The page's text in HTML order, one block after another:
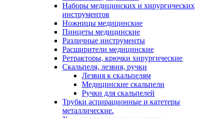
Наборы медицинских и хирургических
инструментов
Ножницы медицинские
Пинцеты медицинские
Различные инструменты
Расширители медицинские
Ретракторы, крючки хирургические
Скальпеля, лезвия, ручки
Лезвия к скальпелям
Медицинские скальпели
Ручки для скальпелей
Трубки аспирационные и катетеры
металлические.